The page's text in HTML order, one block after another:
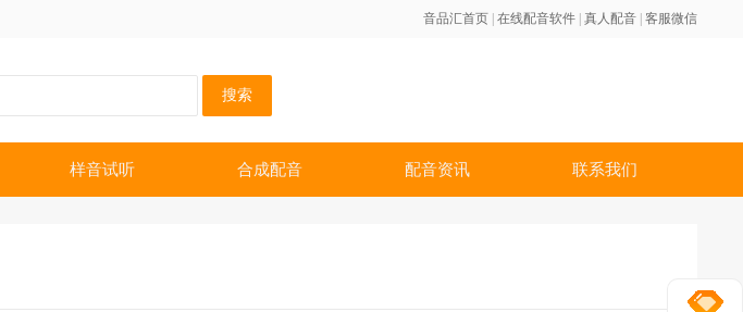
音品汇首页 在线配音软件 真人配音 客服微信
搜索
样音试听 合成配音 配音资讯 联系我们